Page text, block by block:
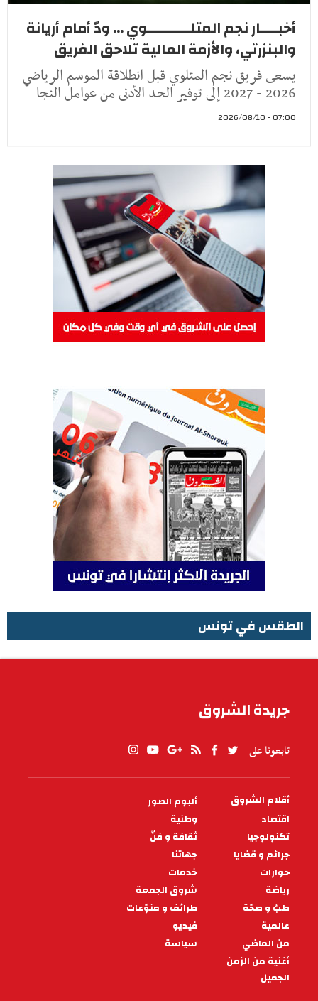
أخبــــار نجم المتلــــــــــوي ... ودّ أمام أريانة
والبنزرتي، والأزمة المالية تلاحق الفريق
يسعى فريق نجم المتلوي قبل انطلاقة الموسم الرياضي
2026 - 2027 إلى توفير الحد الأدنى من عوامل النجا
07:00 - 2026/08/10
الطقس في تونس
جريدة الشروق
تابعونا على
PIED
DE
PAGE
أقلام الشروق
ألبوم الصور
اقتصاد
وطنية
تكنولوجيا
ثقافة و فنّ
جرائم و قضايا
جهاتنا
حوارات
خدمات
رياضة
شروق الجمعة
طبّ و صحّة
طرائف و منوّعات
عالمية
فيديو
من الماضي
سياسة
أغنية من الزمن
الجميل